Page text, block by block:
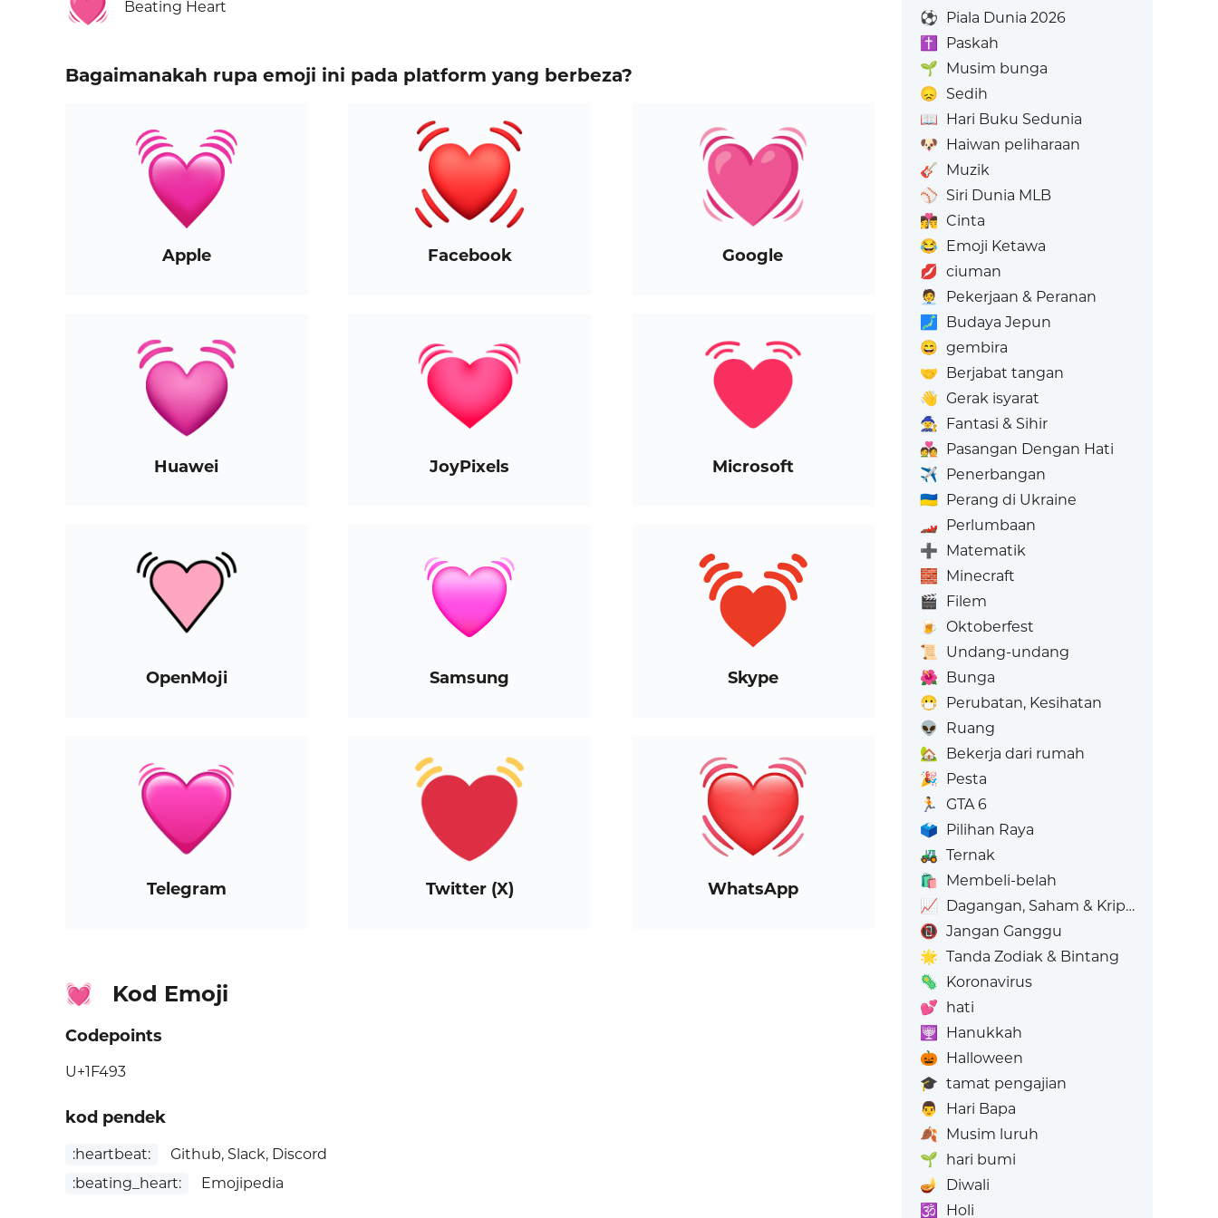
Beating Heart
Bagaimanakah rupa emoji ini pada platform yang berbeza?
Apple Facebook Google
Huawei JoyPixels Microsoft
OpenMoji Samsung Skype
Telegram Twitter (X) WhatsApp
💓 Kod Emoji
Codepoints
U+1F493
kod pendek
:heartbeat:
Github, Slack, Discord
:beating_heart:
Emojipedia
⚽ Piala Dunia 2026
✝️
Paskah
🌱 Musim bunga
😞 Sedih
📖 Hari Buku Sedunia
🐶 Haiwan peliharaan
🎸 Muzik
⚾ Siri Dunia MLB
👩‍❤️‍💋‍👨 Cinta
😂 Emoji Ketawa
💋 ciuman
🧑‍💼
Pekerjaan & Peranan
🗾
Budaya Jepun
😄 gembira
🤝 Berjabat tangan
👋 Gerak isyarat
🧙 Fantasi & Sihir
💑 Pasangan Dengan Hati
✈️ Penerbangan
🇺🇦 Perang di Ukraine
🏎️ Perlumbaan
➕ Matematik
🧱 Minecraft
🎬 Filem
🍺
Oktoberfest
📜
Undang-undang
🌺 Bunga
😷 Perubatan, Kesihatan
👽
Ruang
🏡
Bekerja dari rumah
🎉 Pesta
🏃
GTA 6
🗳️ Pilihan Raya
🚜 Ternak
🛍️
Membeli-belah
📈 Dagangan, Saham & Kripto
📵 Jangan Ganggu
🌟 Tanda Zodiak & Bintang
🦠 Koronavirus
💕 hati
🕎
Hanukkah
🎃 Halloween
🎓 tamat pengajian
👨
Hari Bapa
🍂 Musim luruh
🌱 hari bumi
🪔
Diwali
🕉️
Holi